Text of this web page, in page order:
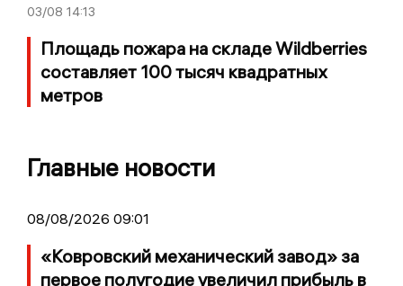
03/08 14:13
Площадь пожара на складе Wildberries
составляет 100 тысяч квадратных
метров
Главные новости
08/08/2026 09:01
«Ковровский механический завод» за
первое полугодие увеличил прибыль в